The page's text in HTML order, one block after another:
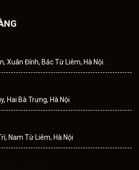
Xuân Đỉnh, Bắc Từ Liêm, Hà Nội.
Hai Bà Trưng, Hà Nội
Nam Từ Liêm, Hà Nội